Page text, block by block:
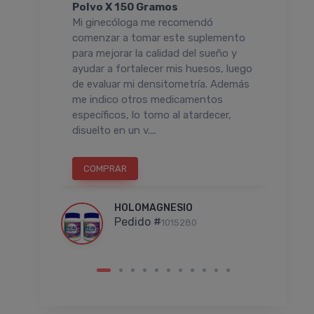
Polvo X 150 Gramos
Mi ginecóloga me recomendó
comenzar a tomar este suplemento
para mejorar la calidad del sueño y
ayudar a fortalecer mis huesos, luego
de evaluar mi densitometría. Además
me indico otros medicamentos
específicos, lo tomo al atardecer,
disuelto en un v....
COMPRAR
HOLOMAGNESIO
Pedido #1015280